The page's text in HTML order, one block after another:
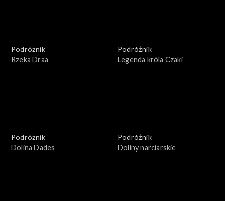
Podróżnik
Rzeka Draa
Podróżnik
Legenda króla Czaki
Podróżnik
Dolina Dades
Podróżnik
Doliny narciarskie